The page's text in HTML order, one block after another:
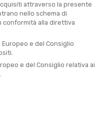
attraverso la presente
nello schema di
alla direttiva
e del Consiglio
e del Consiglio relativa ai